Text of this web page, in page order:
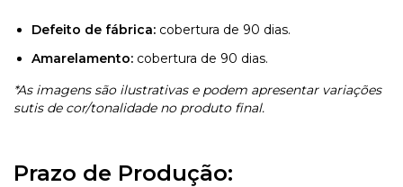
Defeito de fábrica: cobertura de 90 dias.
Amarelamento: cobertura de 90 dias.
*As imagens são ilustrativas e podem apresentar variações
sutis de cor/tonalidade no produto final.
Prazo de Produção: